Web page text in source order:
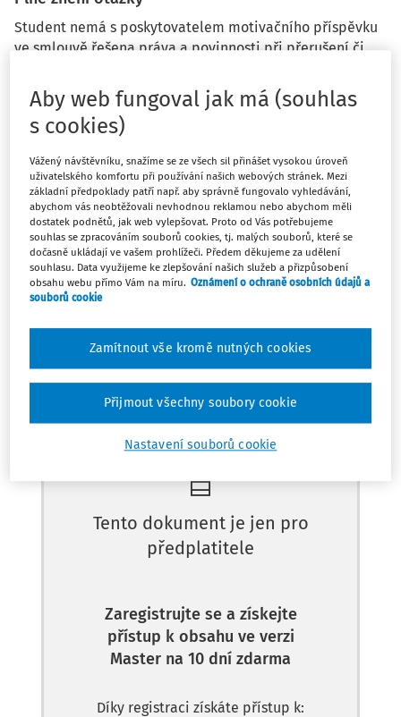
Student nemá s poskytovatelem motivačního příspěvku
ve smlouvě řešena práva a povinnosti při přerušení či
pro obě strany situace, že student přeruší či předčasně
ukončí studium a:
1) při přerušení u poskytovatele a) pracuje či b)
nepracuje a po nějaké době opět pokračuje ve studiu,
2) při předčasném ukončení studia u poskytovatele a)
pracuje či b) nepracuje.
Odpověď
Máte předplatné?
Tento dokument je jen pro
předplatitele
Zaregistrujte se a získejte
přístup k obsahu ve verzi
Master na 10 dní zdarma
Díky registraci získáte přístup k:
Aby web fungoval jak má (souhlas
s cookies)
Vážený návštěvníku, snažíme se ze všech sil přinášet vysokou úroveň
uživatelského komfortu při používání našich webových stránek. Mezi
základní předpoklady patří např. aby správně fungovalo vyhledávání,
abychom vás neobtěžovali nevhodnou reklamou nebo abychom měli
dostatek podnětů, jak web vylepšovat. Proto od Vás potřebujeme
souhlas se zpracováním souborů cookies, tj. malých souborů, které se
dočasně ukládají ve vašem prohlížeči. Předem děkujeme za udělení
souhlasu. Data využijeme ke zlepšování našich služeb a přizpůsobení
obsahu webu přímo Vám na míru. Oznámení o ochraně osobních údajů a
souborů cookie
Nastavení souborů cookie
Zamítnout vše kromě nutných cookies
Přijmout všechny soubory cookie